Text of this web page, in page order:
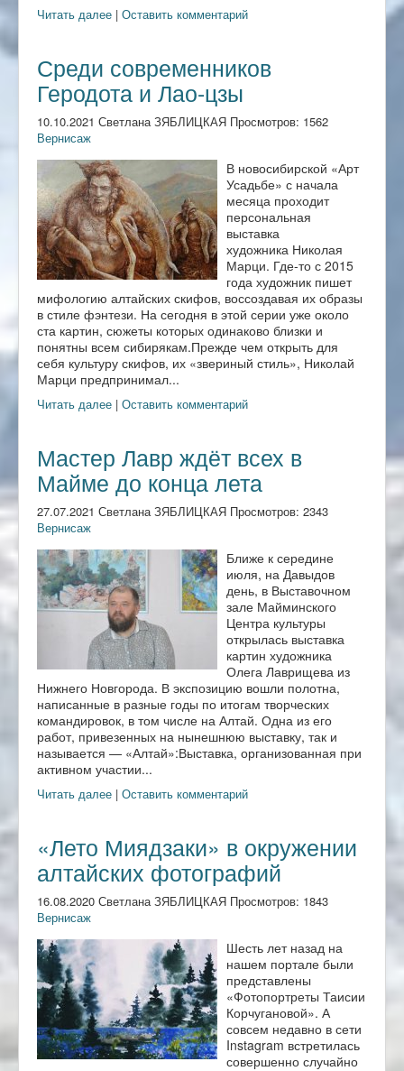
Читать далее | Оставить комментарий
Среди современников
Геродота и Лао-цзы
10.10.2021 Светлана ЗЯБЛИЦКАЯ Просмотров: 1562
Вернисаж
В новосибирской «Арт
Усадьбе» с начала
месяца проходит
персональная
выставка
художника Николая
Марци. Где-то с 2015
года художник пишет
мифологию алтайских скифов, воссоздавая их образы
в стиле фэнтези. На сегодня в этой серии уже около
ста картин, сюжеты которых одинаково близки и
понятны всем сибирякам.Прежде чем открыть для
себя культуру скифов, их «звериный стиль», Николай
Марци предпринимал...
Читать далее | Оставить комментарий
Мастер Лавр ждёт всех в
Майме до конца лета
27.07.2021 Светлана ЗЯБЛИЦКАЯ Просмотров: 2343
Вернисаж
Ближе к середине
июля, на Давыдов
день, в Выставочном
зале Майминского
Центра культуры
открылась выставка
картин художника
Олега Лаврищева из
Нижнего Новгорода. В экспозицию вошли полотна,
написанные в разные годы по итогам творческих
командировок, в том числе на Алтай. Одна из его
работ, привезенных на нынешнюю выставку, так и
называется — «Алтай»:Выставка, организованная при
активном участии...
Читать далее | Оставить комментарий
«Лето Миядзаки» в окружении
алтайских фотографий
16.08.2020 Светлана ЗЯБЛИЦКАЯ Просмотров: 1843
Вернисаж
Шесть лет назад на
нашем портале были
представлены
«Фотопортреты Таисии
Корчугановой». А
совсем недавно в сети
Instagram встретилась
совершенно случайно